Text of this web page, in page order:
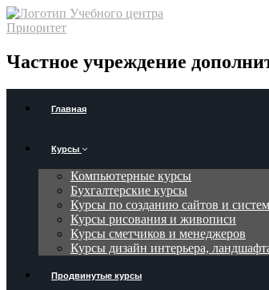
Частное учреждение
Главная
Курсы
Компьютерные курсы
Бухгалтерские курсы
Курсы по созданию сайтов и
Курсы рисования и живописи
Курсы сметчиков и менеджеров
Курсы дизайн интерьера,
Продвинутые курсы